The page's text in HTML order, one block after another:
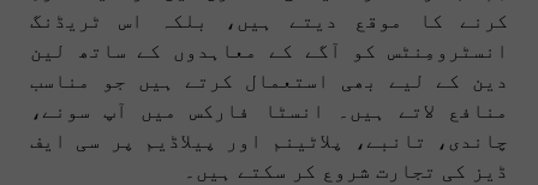
کرنے کا موقع دیتے ہیں، بلکہ اس ٹریڈنگ
انسٹرومِنٹس کو آگے کے معاہدوں کے ساتھ لین
دین کے لیے بھی استعمال کرتے ہیں جو مناسب
منافع لاتے ہیں۔ انسٹا فارکس میں آپ سونے،
چاندی، تانبے، پلاٹینم اور پیلاڈیم پر سی ایف
ڈیز کی تجارت شروع کر سکتے ہیں۔